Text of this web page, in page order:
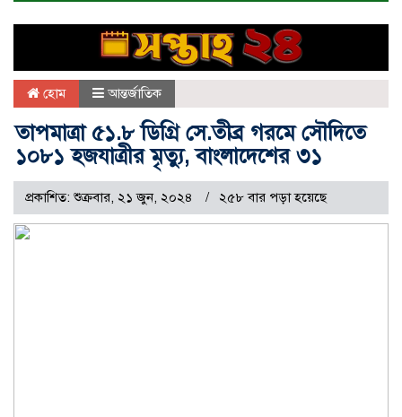
হোম আন্তর্জাতিক
তাপমাত্রা ৫১.৮ ডিগ্রি সে.তীব্র গরমে সৌদিতে
১০৮১ হজযাত্রীর মৃত্যু, বাংলাদেশের ৩১
প্রকাশিত: শুক্রবার, ২১ জুন, ২০২৪ ২৫৮ বার পড়া হয়েছে